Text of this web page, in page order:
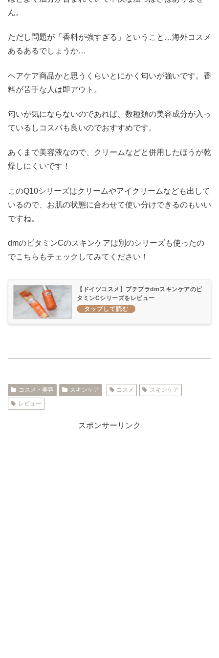
ん。
ただし問題が「香料が強すぎる」ということ…海外コスメ
あるあるでしょうか…
ヘアケア商品かと思うくらいとにかく匂いが強いです。香
料が苦手な人は即アウト。
匂いが気にならないのであれば、数種類の美容成分が入っ
ているしコスパも良いのでおすすめです。
あくまで美容液なので、クリームなどと併用したほうが乾
燥しにくいです！
このQ10シリーズはクリームやアイクリームなども出して
いるので、お肌の状態に合わせて使い分けできるのもいい
ですね。
dmのビタミンCのスキンケアは別のシリーズも使ったの
でこちらもチェックしてみてください！
【ドイツコスメ】プチプラdmスキンケアのビ
タミンCシリーズをレビュー
コスメ・美容 スキンケア コスメ
スキンケア
レビュー
スポンサーリンク